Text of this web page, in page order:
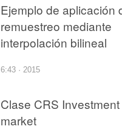
Ejemplo de aplicación
remuestreo mediante
interpolación bilineal
6:43 · 2015
Clase CRS Investment
market